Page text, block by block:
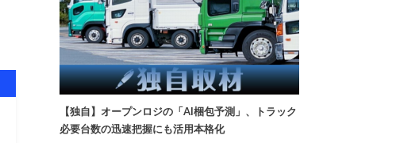
【独自】オープンロジの「AI梱包予測」、トラック
必要台数の迅速把握にも活用本格化